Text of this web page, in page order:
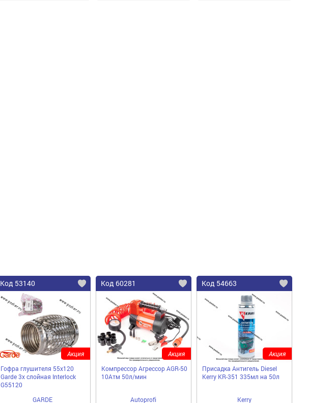
Код 53140
Гофра глушителя 55x120
Garde 3х слойная Interloсk
G55120
GARDE
Акция
Код 60281
Компрессор Агрессор AGR-50
10Атм 50л/мин
Autoprofi
Акция
Код 54663
Присадка Антигель Diesel
Kerry KR-351 335мл на 50л
Kerry
Акция